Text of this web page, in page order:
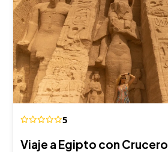
5
Viaje a Egipto con